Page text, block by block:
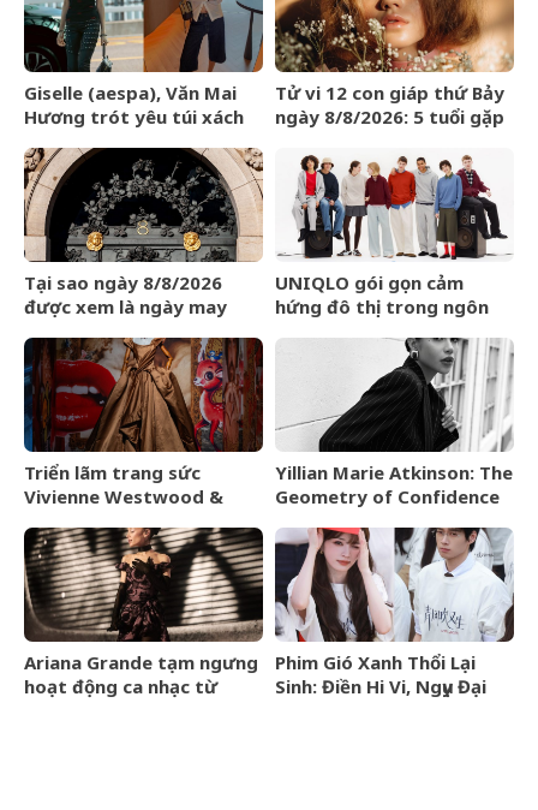
Giselle (aespa), Văn Mai
Hương trót yêu túi xách
Tử vi 12 con giáp thứ Bảy
ngày 8/8/2026: 5 tuổi gặp
Tại sao ngày 8/8/2026
được xem là ngày may
UNIQLO gói gọn cảm
hứng đô thị trong ngôn
tập Thu Đông 2026
Triển lãm trang sức
Vivienne Westwood &
vào tháng 9/2026
Yillian Marie Atkinson: The
Geometry of Confidence
Ariana Grande tạm ngưng
hoạt động ca nhạc từ
Phim Gió Xanh Thổi Lại
Sinh: Điền Hi Vi, Ngụy Đại